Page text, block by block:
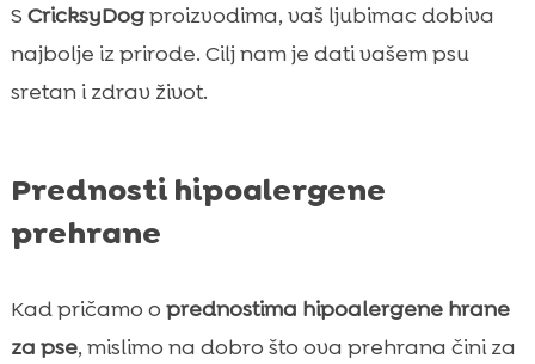
S CricksyDogproizvodima, vaš ljubimac dobiva
najbolje iz prirode. Cilj nam je dati vašem psu
sretan i zdrav život.
Prednosti hipoalergene
prehrane
Kad pričamo o prednostima hipoalergene hrane
za pse, mislimo na dobro što ova prehrana čini za